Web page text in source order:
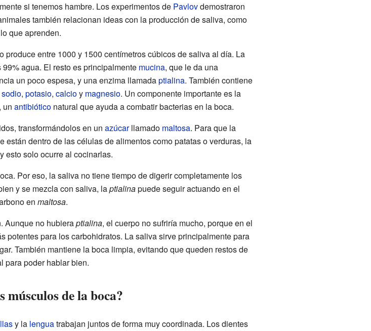
si tenemos hambre. Los experimentos de Pavlovdemostraron
también relacionan ideas con la producción de saliva, como
que aprenden.
produce entre 1000 y 1500 centímetros cúbicos de saliva al día. La
99% agua. El resto es principalmente mucina, que le da una
un poco espesa, y una enzima llamadaptialina. También contiene
sodio, potasio, calcioy magnesio. Un componente importante es la
un antibióticonatural que ayuda a combatir bacterias en la boca.
transformándolos en un azúcarllamado maltosa. Para que la
dentro de las células de alimentos como patatas o verduras, la
esto solo ocurre al cocinarlas.
Por eso, la saliva no tiene tiempo de digerir completamente los
y se mezcla con saliva, laptialinapuede seguir actuando en el
en maltosa.
Aunque no hubieraptialina, el cuerpo no sufriría mucho, porque en el
potentes para los carbohidratos. La saliva sirve principalmente para
También mantiene la boca limpia, evitando que queden restos de
para poder hablar bien.
de la boca?
y la lenguatrabajan juntos de forma muy coordinada. Los dientes